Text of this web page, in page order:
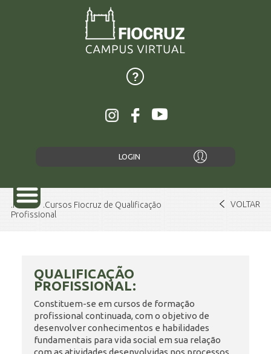
LOGIN
ENSINO
Home
Cursos Fiocruz de Qualificação
Profissional
VOLTAR
QUALIFICAÇÃO
PROFISSIONAL:
Constituem-se em cursos de formação
profissional continuada, com o objetivo de
desenvolver conhecimentos e habilidades
fundamentais para vida social em sua relação
com as atividades desenvolvidas nos processos